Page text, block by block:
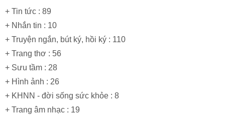
+ Tin tức : 89
+ Nhắn tin : 10
+ Truyện ngắn, bút ký, hồi ký : 110
+ Trang thơ : 56
+ Sưu tầm : 28
+ Hình ảnh : 26
+ KHNN - đời sống sức khỏe : 8
+ Trang âm nhạc : 19